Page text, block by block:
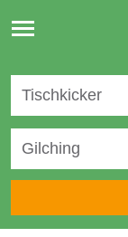
Toggle
navigation